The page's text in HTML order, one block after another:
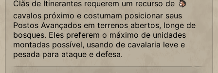
Clãs de Itinerantes requerem um recurso de
cavalos próximo e costumam posicionar seus
Postos Avançados em terrenos abertos, longe de
bosques. Eles preferem o máximo de unidades
montadas possível, usando de cavalaria leve e
pesada para ataque e defesa.